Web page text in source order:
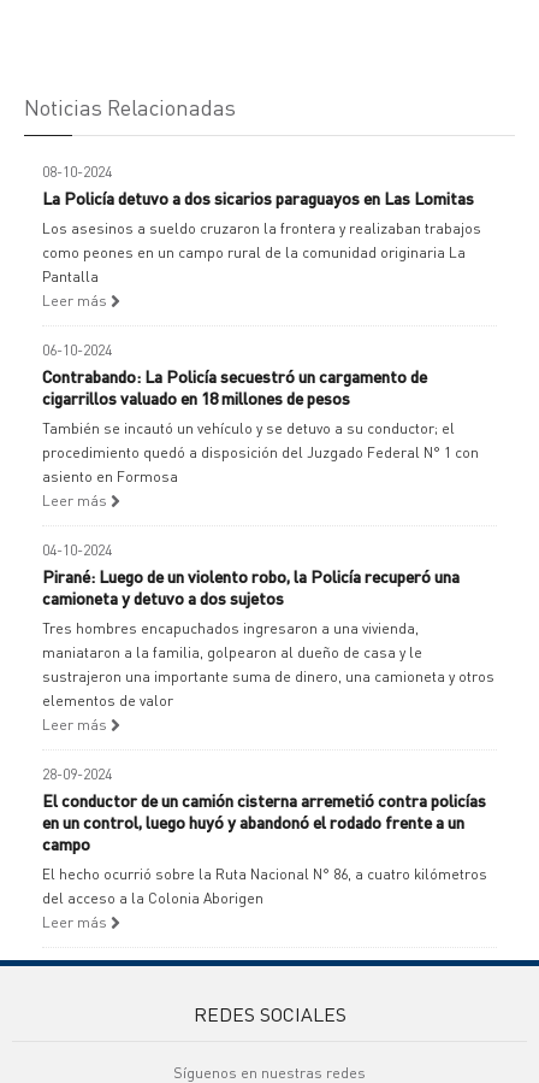
Noticias Relacionadas
08-10-2024
La Policía detuvo a dos sicarios paraguayos en Las Lomitas
Los asesinos a sueldo cruzaron la frontera y realizaban trabajos
como peones en un campo rural de la comunidad originaria La
Pantalla
Leer más
06-10-2024
Contrabando: La Policía secuestró un cargamento de
cigarrillos valuado en 18 millones de pesos
También se incautó un vehículo y se detuvo a su conductor; el
procedimiento quedó a disposición del Juzgado Federal N° 1 con
asiento en Formosa
Leer más
04-10-2024
Pirané: Luego de un violento robo, la Policía recuperó una
camioneta y detuvo a dos sujetos
Tres hombres encapuchados ingresaron a una vivienda,
maniataron a la familia, golpearon al dueño de casa y le
sustrajeron una importante suma de dinero, una camioneta y otros
elementos de valor
Leer más
28-09-2024
El conductor de un camión cisterna arremetió contra policías
en un control, luego huyó y abandonó el rodado frente a un
campo
El hecho ocurrió sobre la Ruta Nacional N° 86, a cuatro kilómetros
del acceso a la Colonia Aborigen
Leer más
REDES SOCIALES
Síguenos en nuestras redes